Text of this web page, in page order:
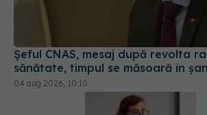
Șeful CNAS, mesaj după revolta
sănătate, timpul se măsoară în
04 aug 2026, 10:10